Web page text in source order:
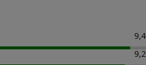
9,4
9,2